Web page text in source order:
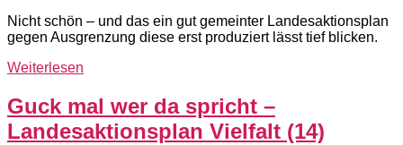
Nicht schön – und das ein gut gemeinter Landesaktionsplan
gegen Ausgrenzung diese erst produziert lässt tief blicken.
Weiterlesen
Guck mal wer da spricht –
Landesaktionsplan Vielfalt (14)